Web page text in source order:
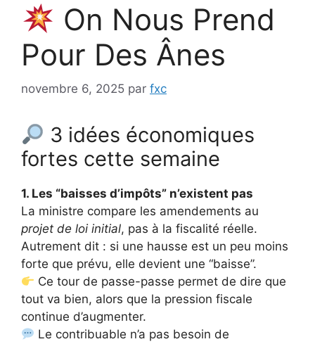
On Nous Prend
Pour Des Ânes
novembre 6, 2025 par fxc
3 idées économiques
fortes cette semaine
1. Les “baisses d’impôts” n’existent pas
La ministre compare les amendements au
projet de loi initial, pas à la fiscalité réelle.
Autrement dit : si une hausse est un peu moins
forte que prévu, elle devient une “baisse”.
Ce tour de passe-passe permet de dire que
tout va bien, alors que la pression fiscale
continue d’augmenter.
Le contribuable n’a pas besoin de